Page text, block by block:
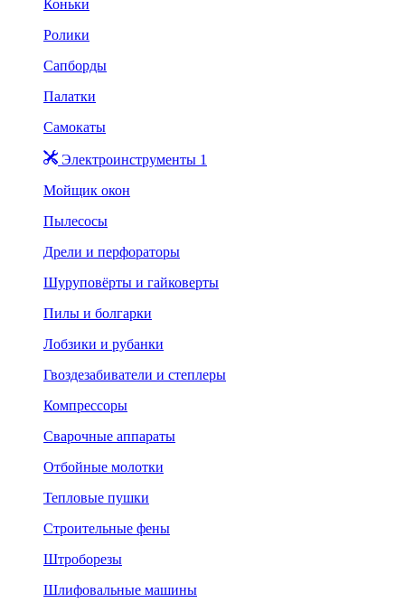
Коньки
Ролики
Сапборды
Палатки
Самокаты
Электроинструменты 1
Мойщик окон
Пылесосы
Дрели и перфораторы
Шуруповёрты и гайковерты
Пилы и болгарки
Лобзики и рубанки
Гвоздезабиватели и степлеры
Компрессоры
Сварочные аппараты
Отбойные молотки
Тепловые пушки
Строительные фены
Штроборезы
Шлифовальные машины